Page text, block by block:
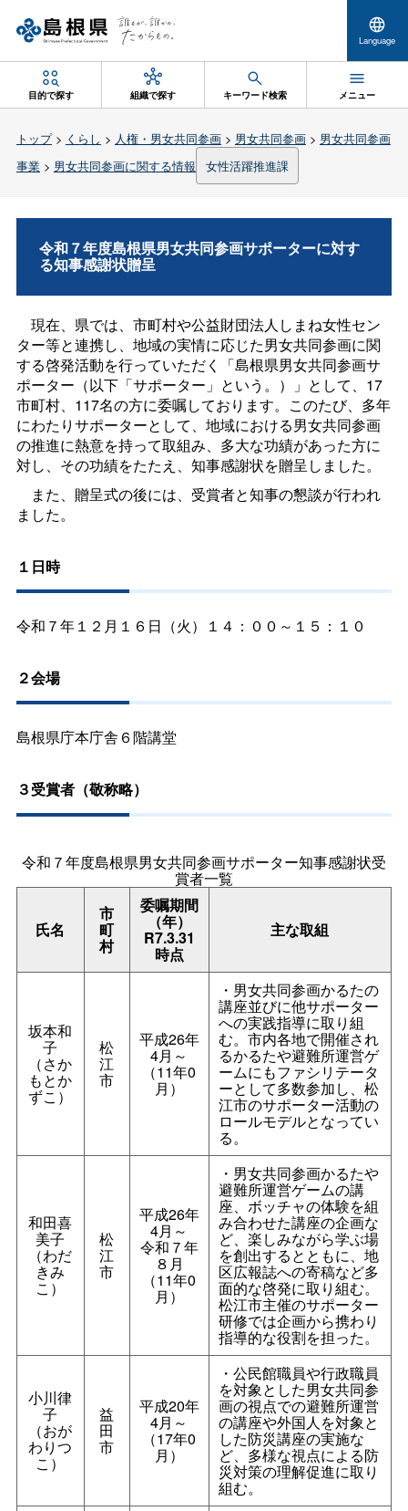
Language
目的で探す 組織で探す キーワード検索 メニュー
トップ> くらし > 人権・男女共同参画> 男女共同参画> 男女共同参画
事業> 男女共同参画に関する情報 女性活躍推進課
令和７年度島根県男女共同参画サポーターに対す
る知事感謝状贈呈
現在、県では、市町村や公益財団法人しまね女性セン
ター等と連携し、地域の実情に応じた男女共同参画に関
する啓発活動を行っていただく「島根県男女共同参画サ
ポーター（以下「サポーター」という。）」として、17
市町村、117名の方に委嘱しております。このたび、多年
にわたりサポーターとして、地域における男女共同参画
の推進に熱意を持って取組み、多大な功績があった方に
対し、その功績をたたえ、知事感謝状を贈呈しました。
また、贈呈式の後には、受賞者と知事の懇談が行われ
ました。
１日時
令和７年１２月１６日（火）１４：００～１５：１０
２会場
島根県庁本庁舎６階講堂
３受賞者（敬称略）
令和７年度島根県男女共同参画サポーター知事感謝状受
賞者一覧
氏名
市
町
村
委嘱期間
（年）
R7.3.31
時点
主な取組
坂本和
子
（さか
もとか
ずこ）
松
江
市
平成26年
4月～
（11年0
月）
・男女共同参画かるたの
講座並びに他サポーター
への実践指導に取り組
む。市内各地で開催され
るかるたや避難所運営ゲ
ームにもファシリテータ
ーとして多数参加し、松
江市のサポーター活動の
ロールモデルとなってい
る。
和田喜
美子
（わだ
きみ
こ）
松
江
市
平成26年
4月～
令和７年
８月
（11年0
月）
・男女共同参画かるたや
避難所運営ゲームの講
座、ボッチャの体験を組
み合わせた講座の企画な
ど、楽しみながら学ぶ場
を創出するとともに、地
区広報誌への寄稿など多
面的な啓発に取り組む。
松江市主催のサポーター
研修では企画から携わり
指導的な役割を担った。
小川律
子
（おが
わりつ
こ）
益
田
市
平成20年
4月～
（17年0
月）
・公民館職員や行政職員
を対象とした男女共同参
画の視点での避難所運営
の講座や外国人を対象と
した防災講座の実施な
ど、多様な視点による防
災対策の理解促進に取り
組む。